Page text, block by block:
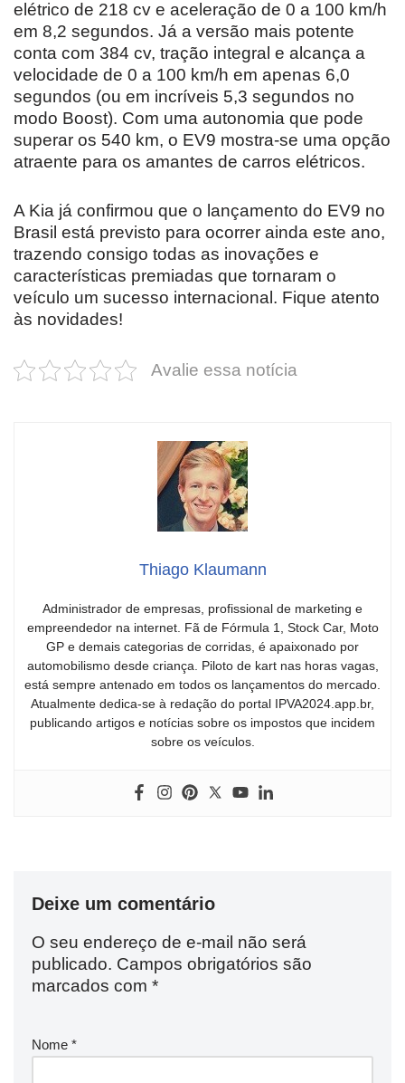
elétrico de 218 cv e aceleração de 0 a 100 km/h
em 8,2 segundos. Já a versão mais potente
conta com 384 cv, tração integral e alcança a
velocidade de 0 a 100 km/h em apenas 6,0
segundos (ou em incríveis 5,3 segundos no
modo Boost). Com uma autonomia que pode
superar os 540 km, o EV9 mostra-se uma opção
atraente para os amantes de carros elétricos.
A Kia já confirmou que o lançamento do EV9 no
Brasil está previsto para ocorrer ainda este ano,
trazendo consigo todas as inovações e
características premiadas que tornaram o
veículo um sucesso internacional. Fique atento
às novidades!
Avalie essa notícia
Thiago Klaumann
Administrador de empresas, profissional de marketing e
empreendedor na internet. Fã de Fórmula 1, Stock Car, Moto
GP e demais categorias de corridas, é apaixonado por
automobilismo desde criança. Piloto de kart nas horas vagas,
está sempre antenado em todos os lançamentos do mercado.
Atualmente dedica-se à redação do portal IPVA2024.app.br,
publicando artigos e notícias sobre os impostos que incidem
sobre os veículos.
Deixe um comentário
O seu endereço de e-mail não será
publicado. Campos obrigatórios são
marcados com *
Nome *